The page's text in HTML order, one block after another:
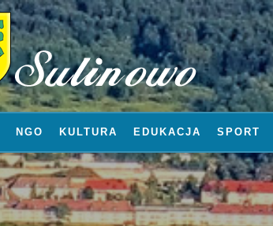
NGO KULTURA EDUKACJA SPORT